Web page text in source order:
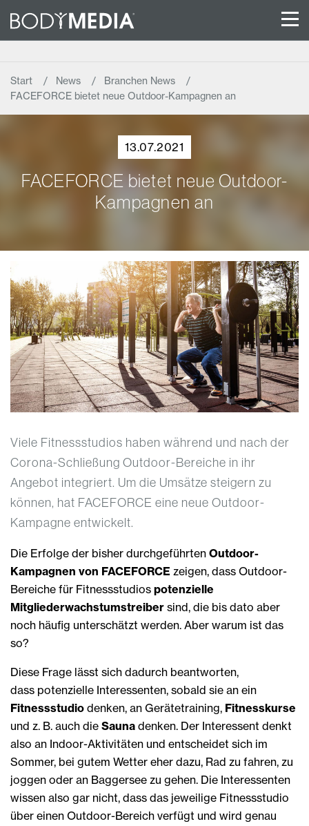
Start News
Branchen News
FACEFORCE bietet neue Outdoor-Kampagnen an
13.07.2021
FACEFORCE bietet neue Outdoor-
Kampagnen an
Viele Fitnessstudios haben während und nach der
Corona-Schließung Outdoor-Bereiche in ihr
Angebot integriert. Um die Umsätze steigern zu
können, hat FACEFORCE eine neue Outdoor-
Kampagne entwickelt.
Die Erfolge der bisher durchgeführten Outdoor-
Kampagnen von FACEFORCE zeigen, dass Outdoor-
Bereiche für Fitnessstudios potenzielle
Mitgliederwachstumstreiber sind, die bis dato aber
noch häufig unterschätzt werden. Aber warum ist das
so?
Diese Frage lässt sich dadurch beantworten,
dass potenzielle Interessenten, sobald sie an ein
Fitnessstudio denken, an Gerätetraining, Fitnesskurse
und z. B. auch die Sauna denken. Der Interessent denkt
also an Indoor-Aktivitäten und entscheidet sich im
Sommer, bei gutem Wetter eher dazu, Rad zu fahren, zu
joggen oder an Baggersee zu gehen. Die Interessenten
wissen also gar nicht, dass das jeweilige Fitnessstudio
über einen Outdoor-Bereich verfügt und wird genau